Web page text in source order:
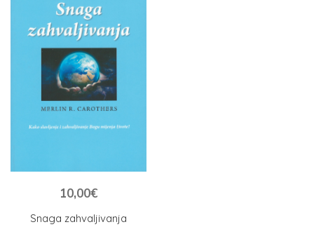
Snaga zahvaljivanja
10,00€